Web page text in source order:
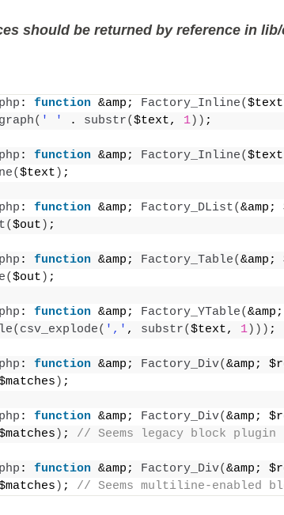
should be returned by reference in
php : function &amp; Factory_Inline($text
( ' ' . substr($text, 1)) ;
php : function &amp; Factory_Inline($text
($text ) ;
php : function &amp; Factory_DList(
($out ) ;
php : function &amp; Factory_Table(
($out ) ;
php : function &amp; Factory_YTable(
( csv_explode( ',' , substr($text, 1))) ;
php : function &amp; Factory_Div(&amp;
) ;
php : function &amp; Factory_Div(&amp;
) ; // Seems legacy block plugin
php : function &amp; Factory_Div(&amp;
) ; // Seems multiline-enabled